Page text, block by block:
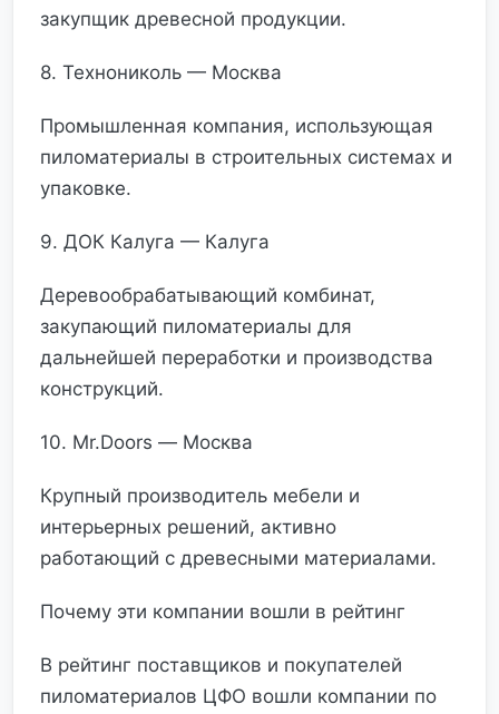
закупщик древесной продукции.
8. Технониколь — Москва
Промышленная компания, использующая
пиломатериалы в строительных системах и
упаковке.
9. ДОК Калуга — Калуга
Деревообрабатывающий комбинат,
закупающий пиломатериалы для
дальнейшей переработки и производства
конструкций.
10. Mr.Doors — Москва
Крупный производитель мебели и
интерьерных решений, активно
работающий с древесными материалами.
Почему эти компании вошли в рейтинг
В рейтинг поставщиков и покупателей
пиломатериалов ЦФО вошли компании по